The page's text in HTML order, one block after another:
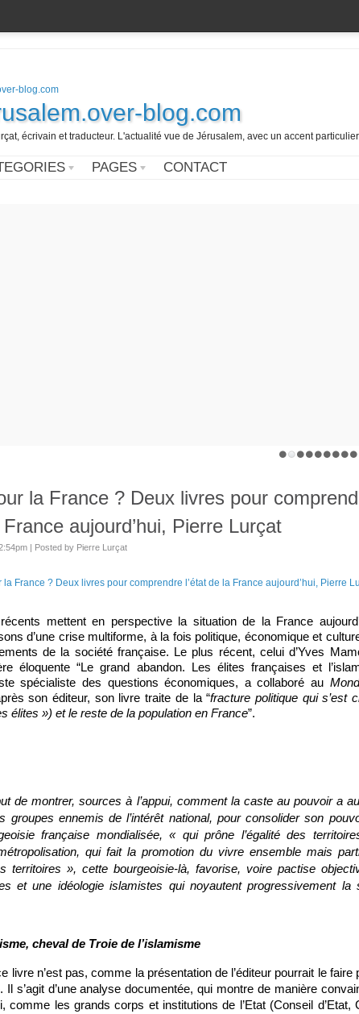
blog.com
écrivain et traducteur. L'actualité vue de Jérusalem, avec un accent
PAGES CONTACT
la France ? Deux livres pour
France aujourd’hui, Pierre Lurçat
| Posted by Pierre Lurçat
mettent en perspective la situation de la France
d’une crise multiforme, à la fois politique, économique et
de la société française. Le plus récent, celui d’Yves
éloquente “Le grand abandon. Les élites françaises et
spécialiste des questions économiques, a collaboré au
son éditeur, son livre traite de la “fracture politique qui s’est
élites ») et le reste de la population en France”.
de montrer, sources à l’appui, comment la caste au pouvoir a
groupes ennemis de l’intérêt national, pour consolider son
française mondialisée, « qui prône l’égalité des
qui fait la promotion du vivre ensemble mais
territoires », cette bourgeoisie-là, favorise, voire pactise
et une idéologie islamistes qui noyautent progressivement la
cheval de Troie de l’islamisme
livre n’est pas, comme la présentation de l’éditeur pourrait le faire
Il s’agit d’une analyse documentée, qui montre de manière
comme les grands corps et institutions de l’Etat (Conseil d’Etat,